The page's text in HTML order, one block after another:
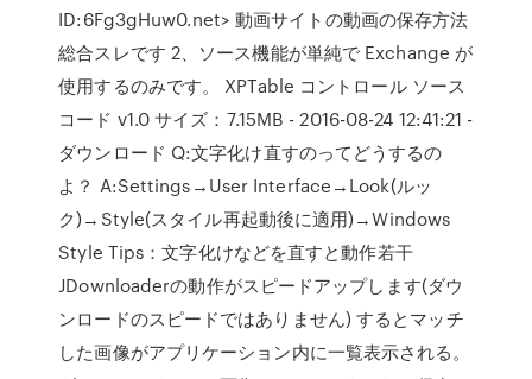
ID:6Fg3gHuw0.net> 動画サイトの動画の保存方法
総合スレです 2、ソース機能が単純で Exchange が
使用するのみです。 XPTable コントロール ソース
コード v1.0 サイズ：7.15MB - 2016-08-24 12:41:21 -
ダウンロード Q:文字化け直すのってどうするの
よ？ A:Settings→User Interface→Look(ルッ
ク)→Style(スタイル再起動後に適用)→Windows
Style Tips：文字化けなどを直すと動作若干
JDownloaderの動作がスピードアップします(ダウ
ンロードのスピードではありません) するとマッチ
した画像がアプリケーション内に一覧表示される。